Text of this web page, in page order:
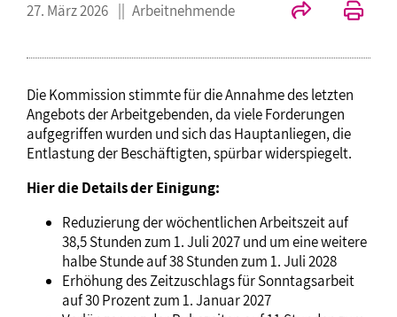
27. März 2026 Arbeitnehmende
Die Kommission stimmte für die Annahme des letzten
Angebots der Arbeitgebenden, da viele Forderungen
aufgegriffen wurden und sich das Hauptanliegen, die
Entlastung der Beschäftigten, spürbar widerspiegelt.
Hier die Details der Einigung:
Reduzierung der wöchentlichen Arbeitszeit auf
38,5 Stunden zum 1. Juli 2027 und um eine weitere
halbe Stunde auf 38 Stunden zum 1. Juli 2028
Erhöhung des Zeitzuschlags für Sonntagsarbeit
auf 30 Prozent zum 1. Januar 2027